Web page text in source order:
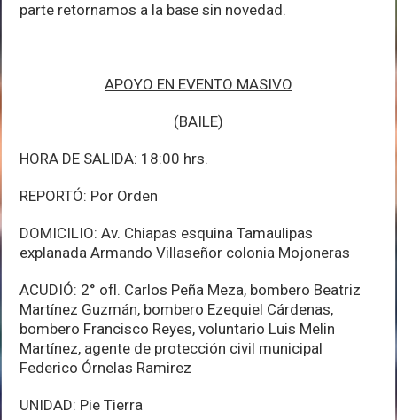
parte retornamos a la base sin novedad.
APOYO EN EVENTO MASIVO
(BAILE)
HORA DE SALIDA: 18:00 hrs.
REPORTÓ: Por Orden
DOMICILIO: Av. Chiapas esquina Tamaulipas
explanada Armando Villaseñor colonia Mojoneras
ACUDIÓ: 2° ofl. Carlos Peña Meza, bombero Beatriz
Martínez Guzmán, bombero Ezequiel Cárdenas,
bombero Francisco Reyes, voluntario Luis Melin
Martínez, agente de protección civil municipal
Federico Órnelas Ramirez
UNIDAD: Pie Tierra